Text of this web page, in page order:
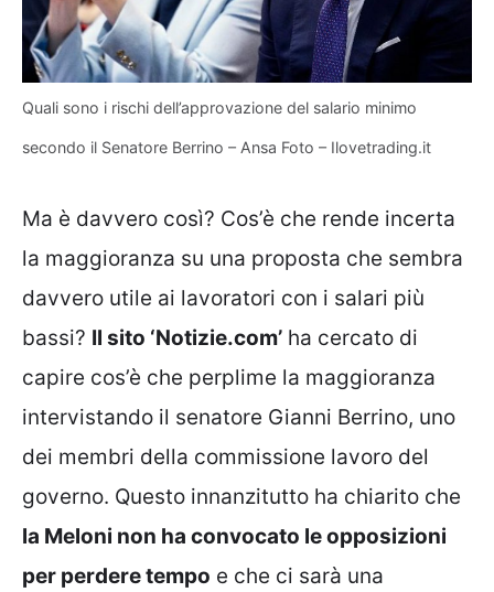
Quali sono i rischi dell’approvazione del salario minimo
secondo il Senatore Berrino – Ansa Foto – Ilovetrading.it
Ma è davvero così? Cos’è che rende incerta
la maggioranza su una proposta che sembra
davvero utile ai lavoratori con i salari più
bassi? Il sito ‘Notizie.com’ ha cercato di
capire cos’è che perplime la maggioranza
intervistando il senatore Gianni Berrino, uno
dei membri della commissione lavoro del
governo. Questo innanzitutto ha chiarito che
la Meloni non ha convocato le opposizioni
per perdere tempo e che ci sarà una